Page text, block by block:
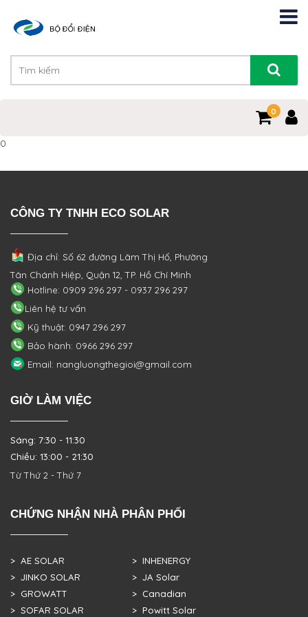
0
0
CÔNG TY TNHH ECO SOLAR
Địa chỉ: Số 62 đường Lâm Thị Hố, Phường
Tân Chánh Hiệp, Quận 12, TP. Hồ Chí Minh
Hotline: 0909 296 297 - 0937 296 297
Liên hệ tư vấn
Kỹ thuật: 0947 296 297
Bảo hành: 0966 296 297
Email: nangluongthegioi@gmail.com
GIỜ LÀM VIỆC
Sáng: 7:30 - 11:30
Chiều: 13:00 - 21:30
Từ Thứ 2 - Thứ 7
CHỨNG NHẬN NHÀ PHÂN PHỐI
> AE SOLAR
> JINKO SOLAR
> GROWATT
> SOFAR SOLAR
> INHENERGY
> JA Solar
> Canadian
> Powitt Solar